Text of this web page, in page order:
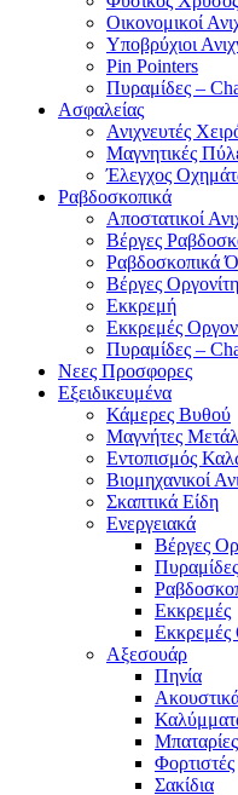
Οικονομικοί
Υποβρύχιοι
Pin Pointers
Πυραμίδες –
Ασφαλείας
Ανιχνευτές
Μαγνητικές
Έλεγχος
Ραβδοσκοπικά
Αποστατικοί
Βέργες
Ραβδοσκοπικά
Βέργες Οργονίτη
Εκκρεμή
Εκκρεμές
Πυραμίδες –
Νεες Προσφορες
Εξειδικευμένα
Κάμερες Βυθού
Μαγνήτες
Εντοπισμός
Βιομηχανικοί
Σκαπτικά Είδη
Ενεργειακά
Βέργες
Εκκρεμές
Εκκρεμές
Αξεσουάρ
Πηνία
Μπαταρίες
Φορτιστές
Σακίδια